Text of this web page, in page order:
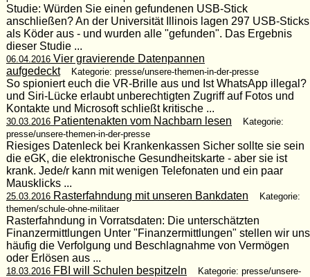
Studie: Würden Sie einen gefundenen USB-Stick
anschließen? An der Universität Illinois lagen 297 USB-Sticks
als Köder aus - und wurden alle "gefunden". Das Ergebnis
dieser Studie ...
06.04.2016Vier gravierende Datenpannen
aufgedeckt
Kategorie: presse/unsere-themen-in-der-presse
So spioniert euch die VR-Brille aus und Ist WhatsApp illegal?
und Siri-Lücke erlaubt unberechtigten Zugriff auf Fotos und
Kontakte und Microsoft schließt kritische ...
30.03.2016Patientenakten vom Nachbarn lesen
Kategorie:
presse/unsere-themen-in-der-presse
Riesiges Datenleck bei Krankenkassen Sicher sollte sie sein
die eGK, die elektronische Gesundheitskarte - aber sie ist
krank. Jede/r kann mit wenigen Telefonaten und ein paar
Mausklicks ...
25.03.2016Rasterfahndung mit unseren Bankdaten
Kategorie:
themen/schule-ohne-militaer
Rasterfahndung in Vorratsdaten: Die unterschätzten
Finanzermittlungen Unter "Finanzermittlungen" stellen wir uns
häufig die Verfolgung und Beschlagnahme von Vermögen
oder Erlösen aus ...
18.03.2016FBI will Schulen bespitzeln
Kategorie: presse/unsere-